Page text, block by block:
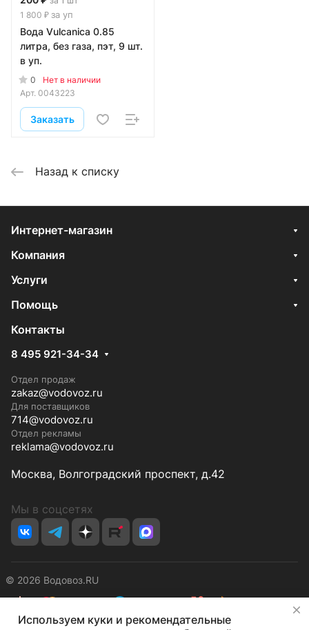
1 800 ₽ за уп
Вода Vulcanica 0.85
литра, без газа, пэт, 9 шт.
в уп.
0
Нет в наличии
Арт. 0043223
Заказать
Назад к списку
Интернет-магазин
Компания
Услуги
Помощь
Контакты
8 495 921-34-34
Отдел продаж
zakaz@vodovoz.ru
Для поставщиков
714@vodovoz.ru
Отдел рекламы
reklama@vodovoz.ru
Москва, Волгоградский проспект, д.42
Мы в соцсетях
© 2026 Водовоз.RU
КонфиденциальностьОферта
Используем куки и рекомендательные